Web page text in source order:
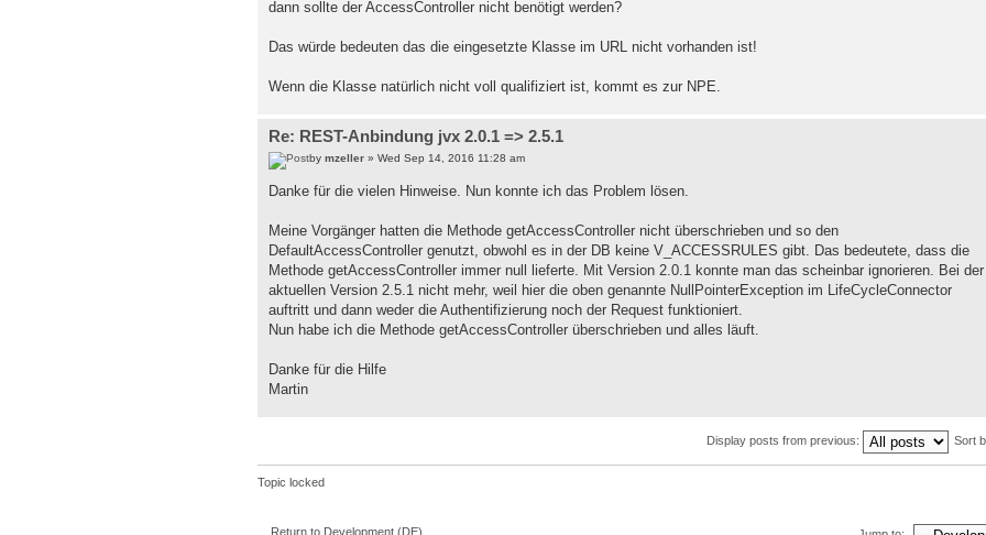
dann sollte der AccessController nicht benötigt werden?
Das würde bedeuten das die eingesetzte Klasse im URL nicht vorhanden ist!
Wenn die Klasse natürlich nicht voll qualifiziert ist, kommt es zur NPE.
Re: REST-Anbindung jvx 2.0.1 => 2.5.1
by mzeller » Wed Sep 14, 2016 11:28 am
Danke für die vielen Hinweise. Nun konnte ich das Problem lösen.
Meine Vorgänger hatten die Methode getAccessController nicht überschrieben und so den
DefaultAccessController genutzt, obwohl es in der DB keine V_ACCESSRULES gibt. Das bedeutete, dass die
Methode getAccessController immer null lieferte. Mit Version 2.0.1 konnte man das scheinbar ignorieren. Bei der
aktuellen Version 2.5.1 nicht mehr, weil hier die oben genannte NullPointerException im LifeCycleConnector
auftritt und dann weder die Authentifizierung noch der Request funktioniert.
Nun habe ich die Methode getAccessController überschrieben und alles läuft.
Danke für die Hilfe
Martin
Display posts from previous: Sort
Topic locked
Return to Development (DE)